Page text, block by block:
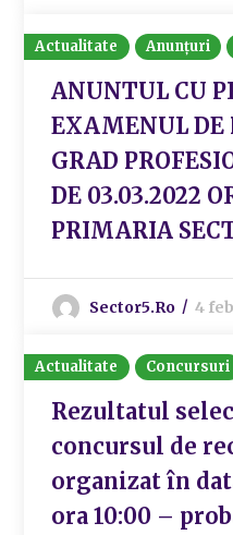
Actualitate Anunțuri
ANUNTUL CU
EXAMENUL DE
GRAD
DE 03.03.2022
PRIMARIA
Sector5.ro 4
Actualitate Concursuri
Rezultatul
concursul de
organizat în
ora 10:00 –